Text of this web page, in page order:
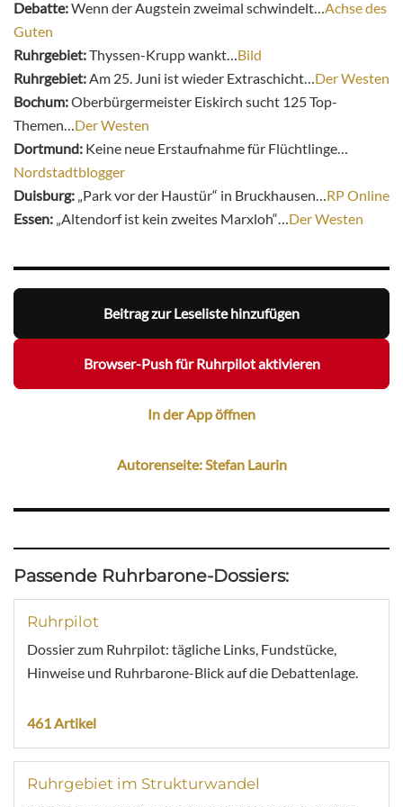
Debatte:Wenn der Augstein zweimal schwindelt… Achse des
Guten
Ruhrgebiet:Thyssen-Krupp wankt… Bild
Ruhrgebiet: Am 25. Juni ist wieder Extraschicht… Der Westen
Bochum:Oberbürgermeister Eiskirch sucht 125 Top-
Themen… Der Westen
Dortmund: Keine neue Erstaufnahme für Flüchtlinge…
Nordstadtblogger
Duisburg: „Park vor der Haustür“ in Bruckhausen… RP Online
Essen: „Altendorf ist kein zweites Marxloh“… Der Westen
Beitrag zur Leseliste hinzufügen
Browser-Push für Ruhrpilot aktivieren
In der App öffnen
Autorenseite: Stefan Laurin
Passende Ruhrbarone-Dossiers:
Ruhrpilot
Dossier zum Ruhrpilot: tägliche Links, Fundstücke,
Hinweise und Ruhrbarone-Blick auf die Debattenlage.
461 Artikel
Ruhrgebiet im Strukturwandel